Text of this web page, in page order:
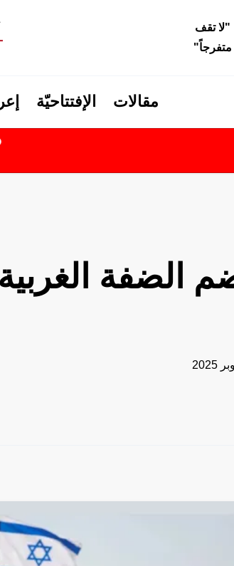
"لا تقف
متفرجاً"
مقالات الإفتتاحيّة
فلاش
الضفة